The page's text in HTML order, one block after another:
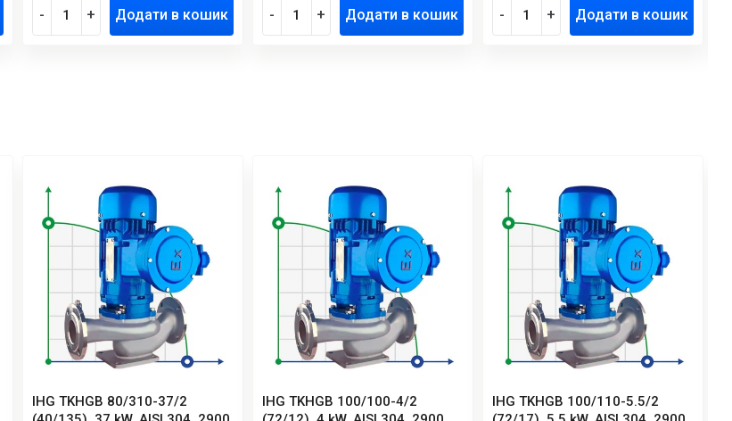
- + Додати в кошик - + Додати в кошик - + Додати в кошик
IHG TKHGB 80/310-37/2
IHG TKHGB 100/100-4/2
IHG TKHGB 100/110-5.5/2